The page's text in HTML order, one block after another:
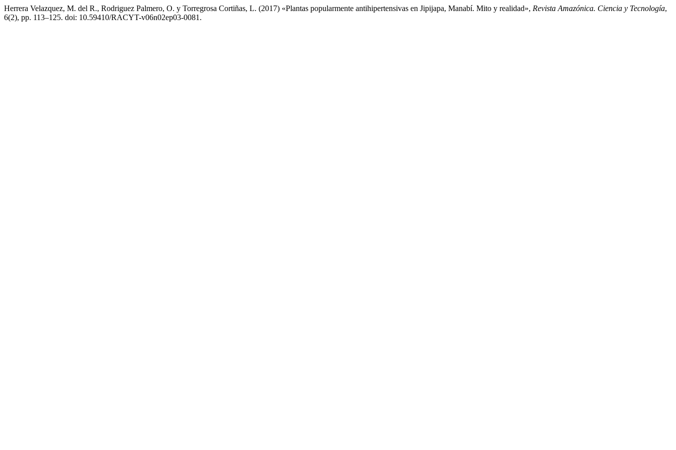
Herrera Velazquez, M. del R., Rodriguez Palmero, O. y Torregrosa Cortiñas, L. (2017) «Plantas popularmente antihipertensivas en Jipijapa, Manabí. Mito y realidad», Revista Amazónica. Ciencia y Tecnología,
6(2), pp. 113–125. doi: 10.59410/RACYT-v06n02ep03-0081.